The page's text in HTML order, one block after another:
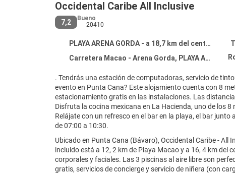
Occidental Caribe All Inclusive
7,2
Bueno
20410
PLAYA ARENA GORDA - a 18,7 km del centro
Carretera Macao - Arena Gorda, PLAYA ARENA GORDA 23301
Ubicado en Punta Cana (Bávaro), Occidental Caribe - All
incluido está a 12, 2 km de Playa Macao y a 16, 4 km
corporales y faciales. Las 3 piscinas al aire libre son
gratis, servicios de concierge y servicio de niñera (con
Disfruta la cocina mexicana en La Hacienda, uno de los
Relájate con un refresco en el bar en la playa, el bar
de 07:00 a 10:30.
. Tendrás una estación de computadoras, servicio de
evento en Punta Cana? Este alojamiento cuenta con 8
estacionamiento gratis en las instalaciones. Las